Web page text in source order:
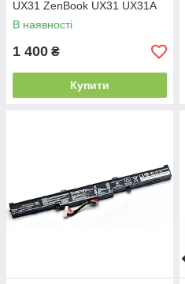
UX31 ZenBook UX31 UX31A
UX31E Ultrabook
В наявності
1 400 ₴
Купити